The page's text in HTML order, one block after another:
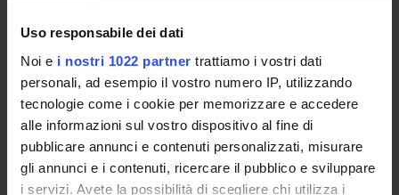
Uso responsabile dei dati
Noi e i nostri 1022 partner trattiamo i vostri dati
personali, ad esempio il vostro numero IP, utilizzando
tecnologie come i cookie per memorizzare e accedere
alle informazioni sul vostro dispositivo al fine di
pubblicare annunci e contenuti personalizzati, misurare
gli annunci e i contenuti, ricercare il pubblico e sviluppare
i servizi. Avete la possibilità di scegliere chi utilizza i
Professore ordinario
AREE DI RICERCA COINVOLTE DAL PROGETTO
Immunology (DM)